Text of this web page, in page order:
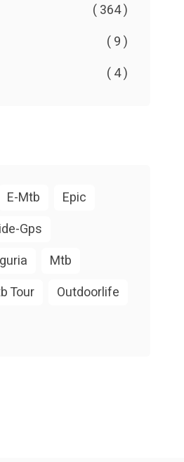
( 364 )
( 9 )
( 4 )
E-Mtb
Epic
Gps
Mtb
Tour
Outdoorlife